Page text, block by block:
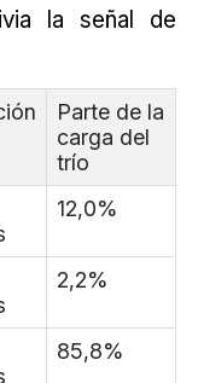
la señal de
Parte de la
carga del
trío
12,0%
2,2%
85,8%